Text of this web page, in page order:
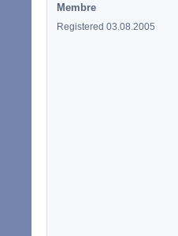
Membre
Registered 03.08.2005